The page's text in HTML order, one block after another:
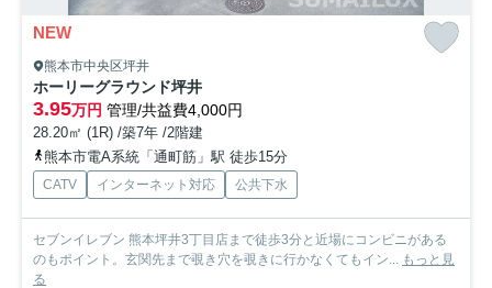
NEW
熊本市中央区坪井
ホーリーグラウンド坪井
3.95万円 管理/共益費4,000円
28.20㎡ (1R) /築7年 /2階建
熊本市電A系統「通町筋」駅 徒歩15分
CATV インターネット対応 公共下水
セブンイレブン 熊本坪井3丁目店まで徒歩3分と近場にコンビニがある
のもポイント。玄関先まで覗き穴を覗きに行かなくてもイン... もっと見
る